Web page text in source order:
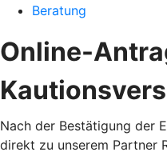
Beratung
Online-
Nach der Bestätigung der
direkt zu unserem Partner